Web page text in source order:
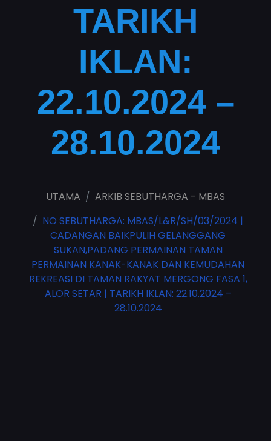
TARIKH
IKLAN:
22.10.2024 –
28.10.2024
UTAMA
ARKIB SEBUTHARGA - MBAS
NO SEBUTHARGA: MBAS/L&R/SH/03/2024 |
CADANGAN BAIKPULIH GELANGGANG
SUKAN,PADANG PERMAINAN TAMAN
PERMAINAN KANAK-KANAK DAN KEMUDAHAN
REKREASI DI TAMAN RAKYAT MERGONG FASA 1,
ALOR SETAR | TARIKH IKLAN: 22.10.2024 –
28.10.2024